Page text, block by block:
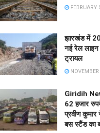
FEBRUARY
झारखंड में
नई रेल लाइन
ट्रायल
Giridih
62 हजार
प्रवीण कुमार
बस स्टैंड का